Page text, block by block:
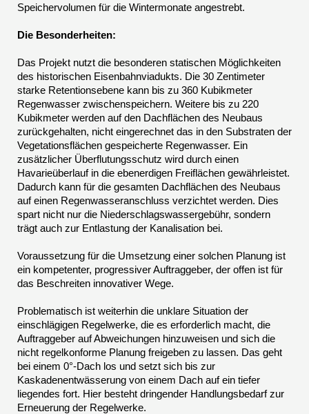
Speichervolumen für die Wintermonate angestrebt.
Die Besonderheiten:
Das Projekt nutzt die besonderen statischen Möglichkeiten
des historischen Eisenbahnviadukts. Die 30 Zentimeter
starke Retentionsebene kann bis zu 360 Kubikmeter
Regenwasser zwischenspeichern. Weitere bis zu 220
Kubikmeter werden auf den Dachflächen des Neubaus
zurückgehalten, nicht eingerechnet das in den Substraten der
Vegetationsflächen gespeicherte Regenwasser. Ein
zusätzlicher Überflutungsschutz wird durch einen
Havarieüberlauf in die ebenerdigen Freiflächen gewährleistet.
Dadurch kann für die gesamten Dachflächen des Neubaus
auf einen Regenwasseranschluss verzichtet werden. Dies
spart nicht nur die Niederschlagswassergebühr, sondern
trägt auch zur Entlastung der Kanalisation bei.
Voraussetzung für die Umsetzung einer solchen Planung ist
ein kompetenter, progressiver Auftraggeber, der offen ist für
das Beschreiten innovativer Wege.
Problematisch ist weiterhin die unklare Situation der
einschlägigen Regelwerke, die es erforderlich macht, die
Auftraggeber auf Abweichungen hinzuweisen und sich die
nicht regelkonforme Planung freigeben zu lassen. Das geht
bei einem 0°-Dach los und setzt sich bis zur
Kaskadenentwässerung von einem Dach auf ein tiefer
liegendes fort. Hier besteht dringender Handlungsbedarf zur
Erneuerung der Regelwerke.